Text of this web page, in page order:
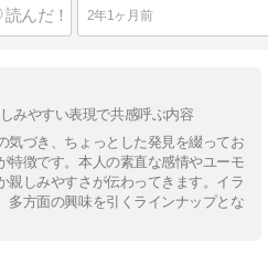
2年1ヶ月前
みやすい表現で共感呼ぶ内容
気づき、ちょっとした発見を綴ってお
特徴です。本人の素直な感情やユーモ
親しみやすさが伝わってきます。イラ
多方面の興味を引くラインナップとな